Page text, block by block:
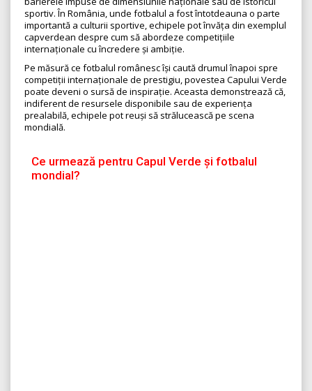
sportiv. În România, unde fotbalul a fost întotdeauna o parte
importantă a culturii sportive, echipele pot învăța din exemplul
capverdean despre cum să abordeze competițiile
internaționale cu încredere și ambiție.
Pe măsură ce fotbalul românesc își caută drumul înapoi spre
competiții internaționale de prestigiu, povestea Capului Verde
poate deveni o sursă de inspirație. Aceasta demonstrează că,
indiferent de resursele disponibile sau de experiența
prealabilă, echipele pot reuși să strălucească pe scena
mondială.
Ce urmează pentru Capul Verde și fotbalul
mondial?